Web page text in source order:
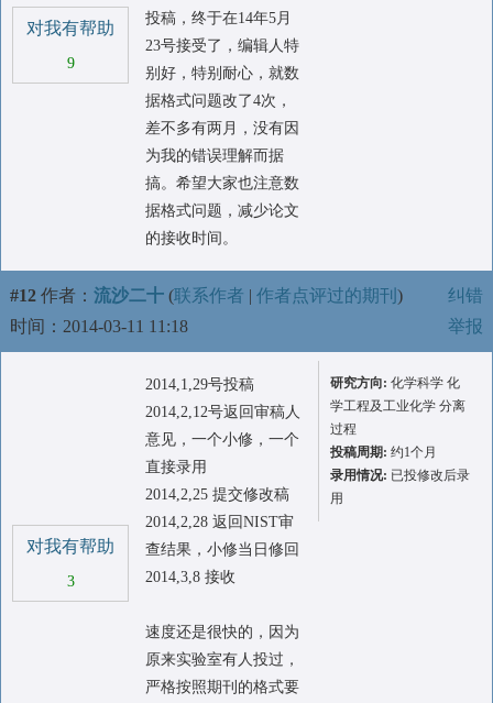
对我有帮助
9
投稿，终于在14年5月
23号接受了，编辑人特
别好，特别耐心，就数
据格式问题改了4次，
差不多有两月，没有因
为我的错误理解而据
搞。希望大家也注意数
据格式问题，减少论文
的接收时间。
#12 作者： 流沙二十 (联系作者 | 作者点评过的期刊 )
时间：2014-03-11 11:18
纠错
举报
对我有帮助
3
2014,1,29号投稿
2014,2,12号返回审稿人
意见，一个小修，一个
直接录用
2014,2,25 提交修改稿
2014,2,28 返回NIST审
查结果，小修当日修回
2014,3,8 接收
速度还是很快的，因为
原来实验室有人投过，
严格按照期刊的格式要
研究方向: 化学科学 化
学工程及工业化学 分离
过程
投稿周期: 约1个月
录用情况: 已投修改后录
用